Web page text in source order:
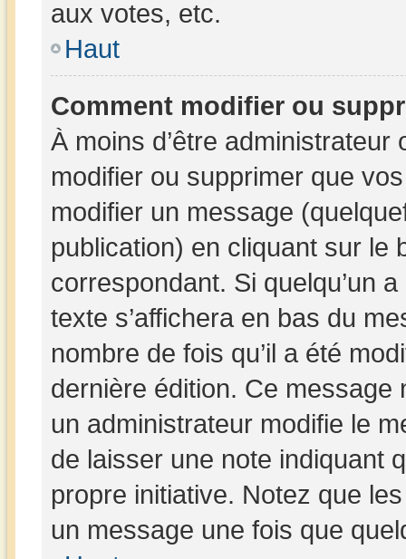
aux votes, etc.
Haut
Comment modifier ou
À moins d’être
modifier ou supprimer que
modifier un message
publication) en cliquant sur le
correspondant. Si quelqu’un
texte s’affichera en bas du
nombre de fois qu’il a été
dernière édition. Ce message
un administrateur modifie le
de laisser une note indiquant
propre initiative. Notez que
un message une fois que